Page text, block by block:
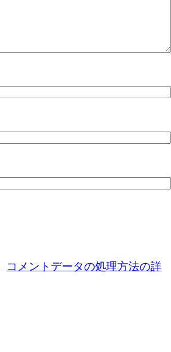
コメントデータの処理方法の詳